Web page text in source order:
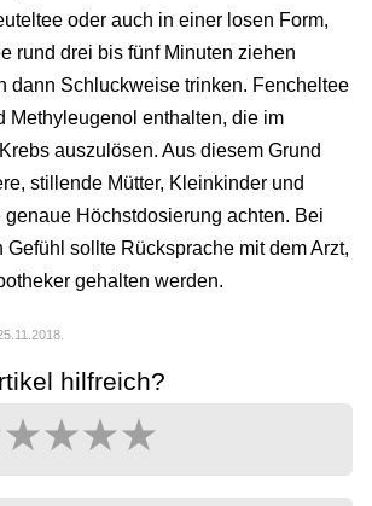
oder auch in einer losen Form,
rund drei bis fünf Minuten ziehen
dann Schluckweise trinken. Fencheltee
Methyleugenol enthalten, die im
auszulösen. Aus diesem Grund
stillende Mütter, Kleinkinder und
Höchstdosierung achten. Bei
sollte Rücksprache mit dem Arzt,
gehalten werden.
hilfreich?